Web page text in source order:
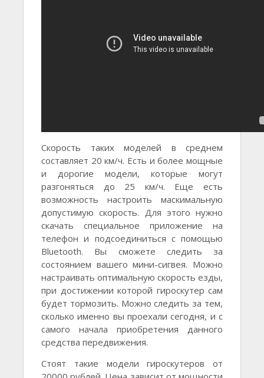
Скорость таких моделей в среднем
составляет 20 км/ч. Есть и более мощные
и дорогие модели, которые могут
разгоняться до 25 км/ч. Еще есть
возможность настроить маскимальную
допустимую скорость. Для этого нужно
скачать специальное приложение на
телефон и подсоединиться с помощью
Bluetooth. Вы сможете следить за
состоянием вашего мини-сигвея. Можно
настраивать оптимальную скорость езды,
при достижении которой гироскутер сам
будет тормозить. Можно следить за тем,
сколько именно вы проехали сегодня, и с
самого начала приобретения данного
средства передвижения.
Стоят такие модели гироскутеров от